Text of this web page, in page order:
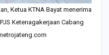
Ketua KTNA Bayat menerima
Ketenagakerjaan Cabang